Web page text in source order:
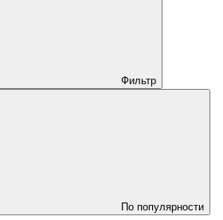
Фильтр
По популярности